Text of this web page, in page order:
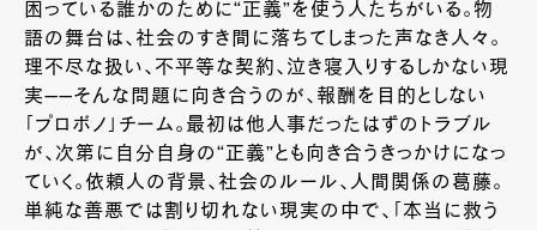
困っている誰かのために“正義”を使う人たちがいる。物
語の舞台は、社会のすき間に落ちてしまった声なき人々。
理不尽な扱い、不平等な契約、泣き寝入りするしかない現
実——そんな問題に向き合うのが、報酬を目的としない
「プロボノ」チーム。最初は他人事だったはずのトラブル
が、次第に自分自身の“正義”とも向き合うきっかけになっ
ていく。依頼人の背景、社会のルール、人間関係の葛藤。
単純な善悪では割り切れない現実の中で、「本当に救う